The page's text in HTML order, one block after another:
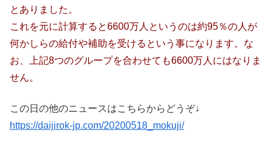
とありました。
これを元に計算すると6600万人というのは約95％の人が
何かしらの給付や補助を受けるという事になります。な
お、上記8つのグループを合わせても6600万人にはなりま
せん。
この日の他のニュースはこちらからどうぞ↓
https://daijirok-jp.com/20200518_mokuji/